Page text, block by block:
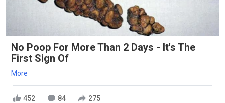
No Poop For More Than 2 Days - It's The
First Sign Of
More
452 84 275